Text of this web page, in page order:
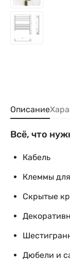
Описание
Всё, что
Кабель
Клеммы
Скрытые
Дюбели и